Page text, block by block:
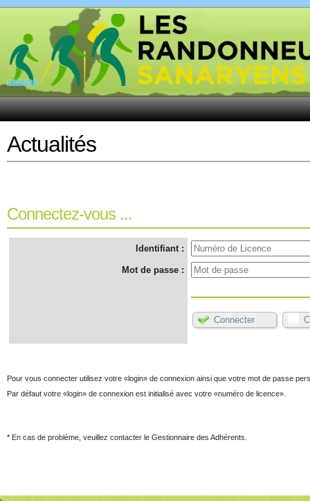
Actualités
Connectez-vous ...
Identifiant :
Mot de passe :
Connecter
Pour vous connecter utilisez votre login
de connexion ainsi que votre mot de passe
Par défaut votre
login de connexion est initialisé avec votre numéro de licence
* En cas de problème, veuillez contacter le Gestionnaire des Adhérents.